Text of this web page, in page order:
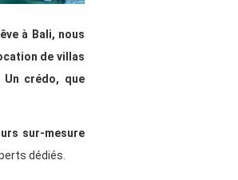
à Bali, nous
de villas
Un crédo, que
sur-mesure
dédiés.